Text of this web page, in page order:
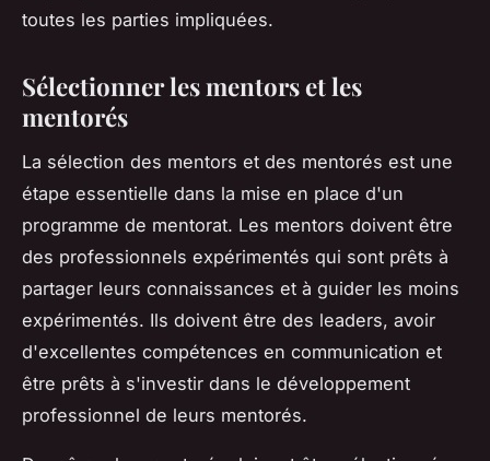
toutes les parties impliquées.
Sélectionner les mentors et les
mentorés
La sélection des mentors et des mentorés est une
étape essentielle dans la mise en place d'un
programme de mentorat. Les mentors doivent être
des professionnels expérimentés qui sont prêts à
partager leurs connaissances et à guider les moins
expérimentés. Ils doivent être des leaders, avoir
d'excellentes compétences en communication et
être prêts à s'investir dans le développement
professionnel de leurs mentorés.